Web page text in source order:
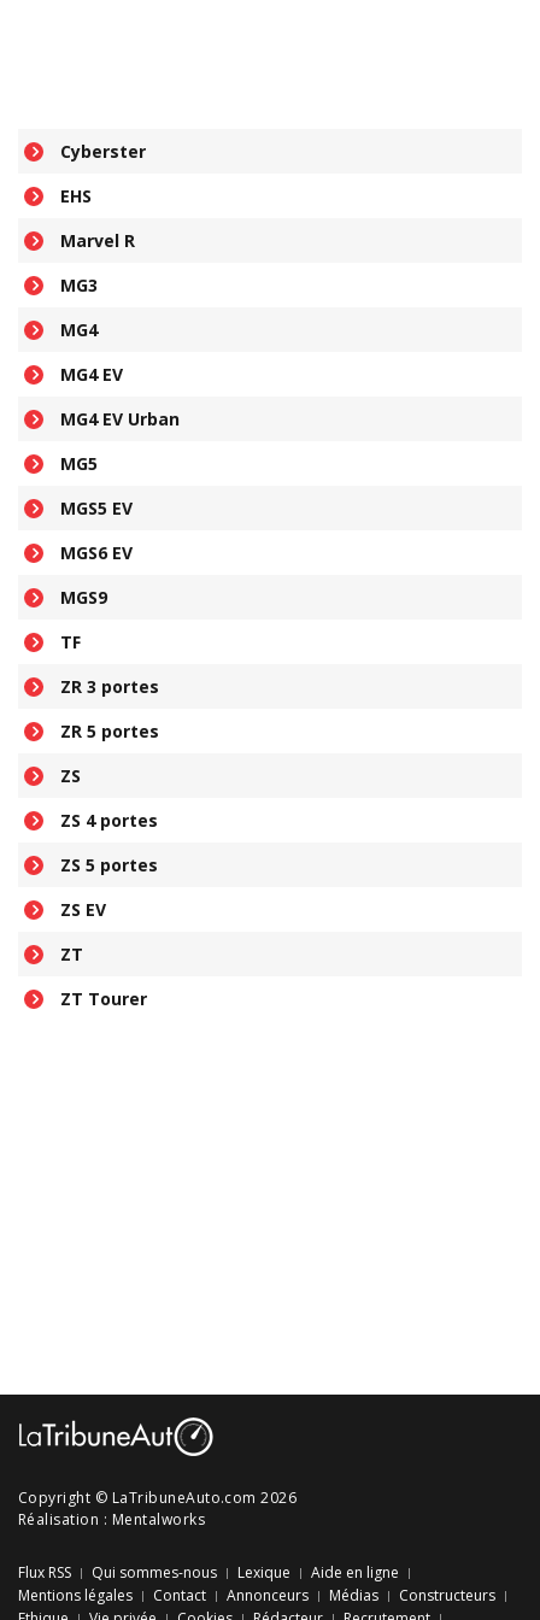
Cyberster
EHS
Marvel R
MG3
MG4
MG4 EV
MG4 EV Urban
MG5
MGS5 EV
MGS6 EV
MGS9
TF
ZR 3 portes
ZR 5 portes
ZS
ZS 4 portes
ZS 5 portes
ZS EV
ZT
ZT Tourer
Copyright © LaTribuneAuto.com 2026
Réalisation : Mentalworks
Flux RSS Qui sommes-nous Lexique
Aide en ligne
Mentions légales
Contact Annonceurs Médias
Constructeurs